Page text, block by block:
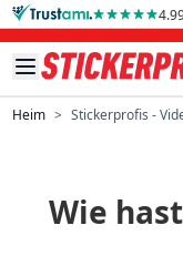
Direkt zum Inhalt
Heim > Stickerprofis -
Wie